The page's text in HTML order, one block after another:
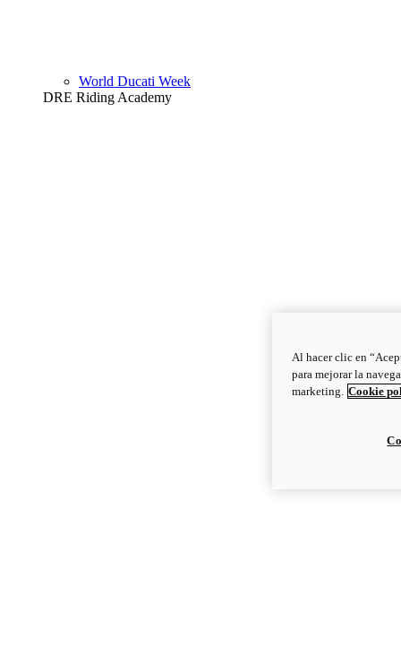
World Ducati Week
DRE Riding Academy
Al hacer clic en
para mejorar la
marketing. Cookie